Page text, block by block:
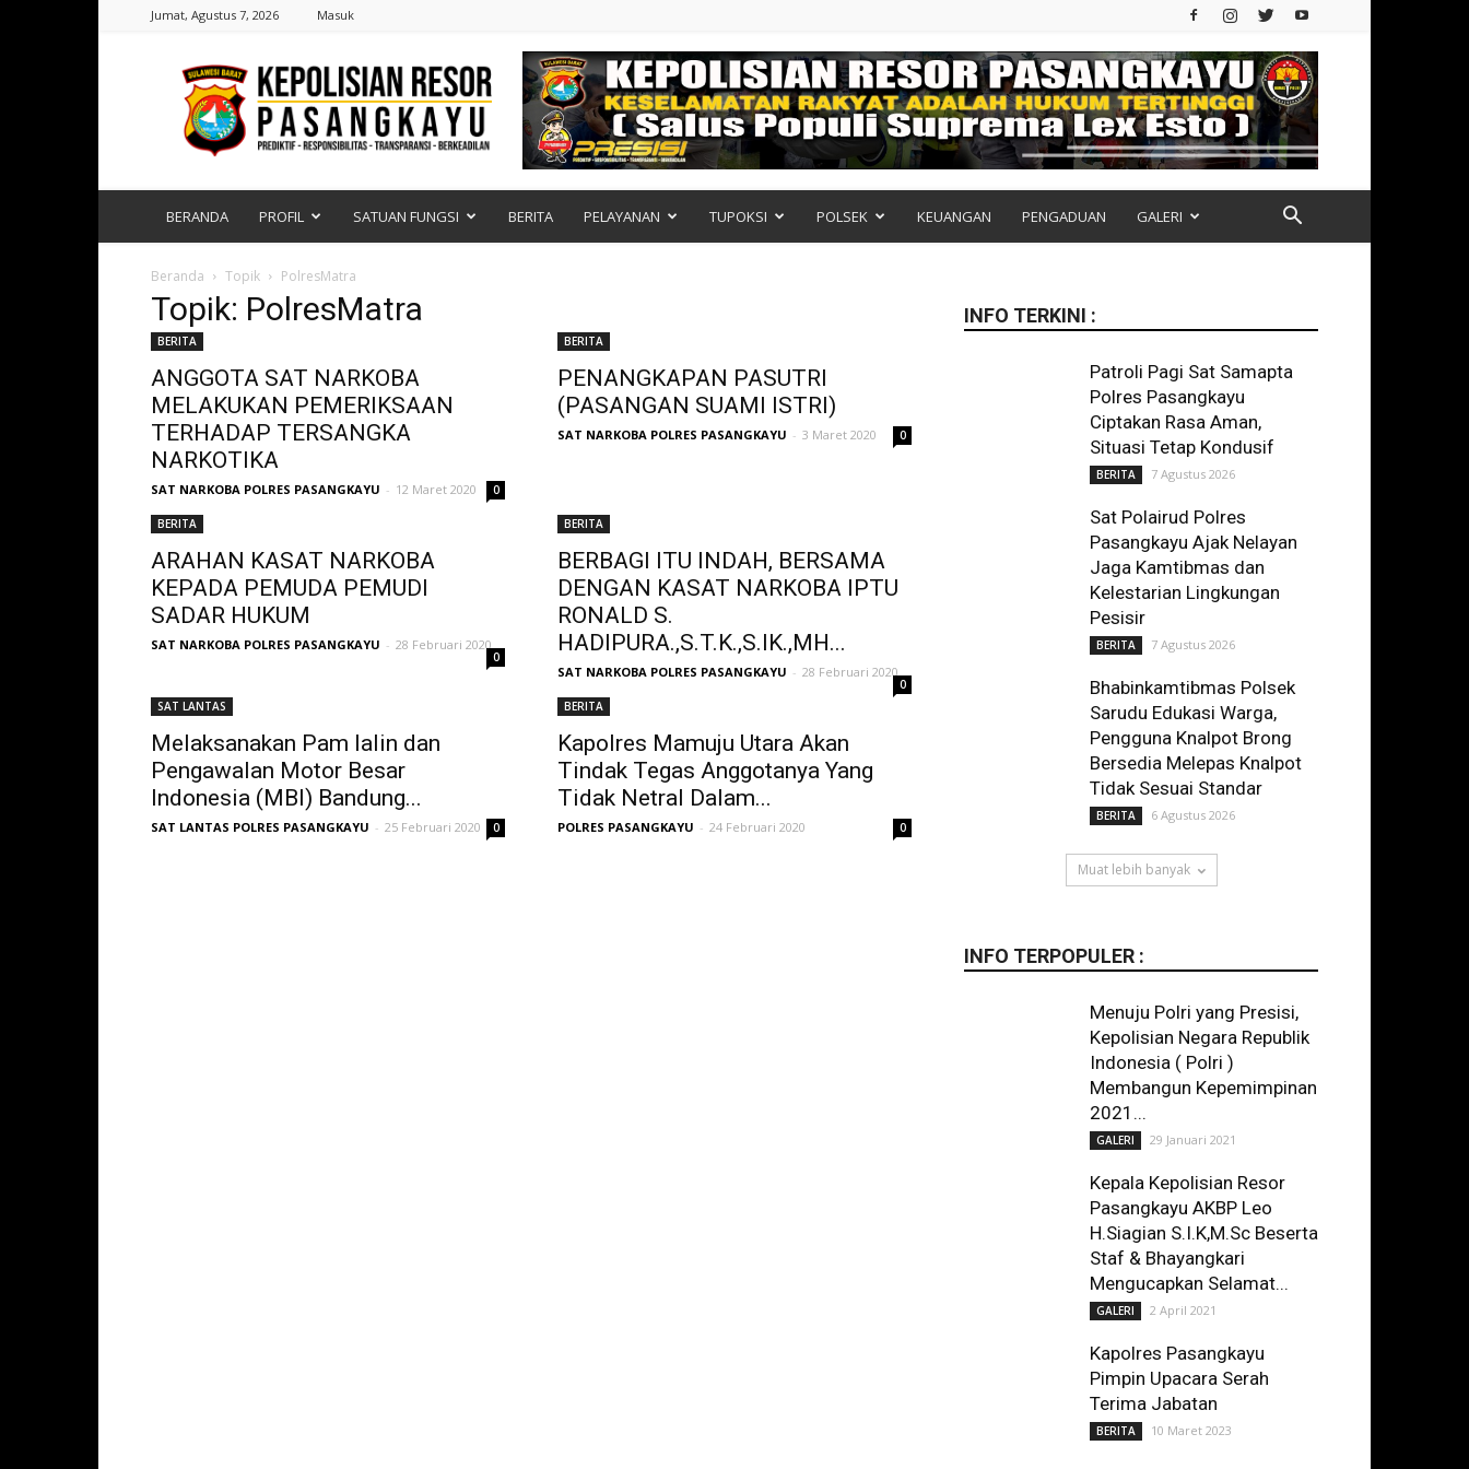
Jumat, Agustus 7, 2026 Masuk
Polres
Pasangkayu
|
Sulawesi
Barat
BERANDA PROFIL SATUAN FUNGSI BERITA PELAYANAN TUPOKSI POLSEK KEUANGAN PENGADUAN GALERI
Beranda Topik PolresMatra
Topik: PolresMatra
BERITA
ANGGOTA SAT NARKOBA
MELAKUKAN PEMERIKSAAN
TERHADAP TERSANGKA
NARKOTIKA
SAT NARKOBA POLRES PASANGKAYU - 12 Maret 2020 0
BERITA
PENANGKAPAN PASUTRI
(PASANGAN SUAMI ISTRI)
SAT NARKOBA POLRES PASANGKAYU - 3 Maret 2020 0
BERITA
ARAHAN KASAT NARKOBA
KEPADA PEMUDA PEMUDI
SADAR HUKUM
SAT NARKOBA POLRES PASANGKAYU - 28 Februari 2020
0
BERITA
BERBAGI ITU INDAH, BERSAMA
DENGAN KASAT NARKOBA IPTU
RONALD S.
HADIPURA.,S.T.K.,S.IK.,MH...
SAT NARKOBA POLRES PASANGKAYU - 28 Februari 2020
0
SAT LANTAS
Melaksanakan Pam lalin dan
Pengawalan Motor Besar
Indonesia (MBI) Bandung...
SAT LANTAS POLRES PASANGKAYU - 25 Februari 2020 0
BERITA
Kapolres Mamuju Utara Akan
Tindak Tegas Anggotanya Yang
Tidak Netral Dalam...
POLRES PASANGKAYU - 24 Februari 2020 0
INFO TERKINI :
Patroli Pagi Sat Samapta
Polres Pasangkayu
Ciptakan Rasa Aman,
Situasi Tetap Kondusif
BERITA 7 Agustus 2026
Sat Polairud Polres
Pasangkayu Ajak Nelayan
Jaga Kamtibmas dan
Kelestarian Lingkungan
Pesisir
BERITA 7 Agustus 2026
Bhabinkamtibmas Polsek
Sarudu Edukasi Warga,
Pengguna Knalpot Brong
Bersedia Melepas Knalpot
Tidak Sesuai Standar
BERITA 6 Agustus 2026
Muat lebih banyak
INFO TERPOPULER :
Menuju Polri yang Presisi,
Kepolisian Negara Republik
Indonesia ( Polri )
Membangun Kepemimpinan
2021...
GALERI 29 Januari 2021
Kepala Kepolisian Resor
Pasangkayu AKBP Leo
H.Siagian S.I.K,M.Sc Beserta
Staf & Bhayangkari
Mengucapkan Selamat...
GALERI 2 April 2021
Kapolres Pasangkayu
Pimpin Upacara Serah
Terima Jabatan
BERITA 10 Maret 2023